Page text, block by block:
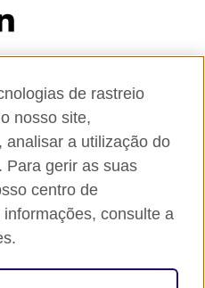
de rastreio
nosso site,
analisar a utilização do
Para gerir as suas
centro de
consulte a